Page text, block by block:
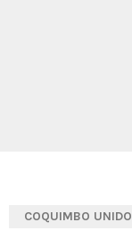
COQUIMBO UNIDO